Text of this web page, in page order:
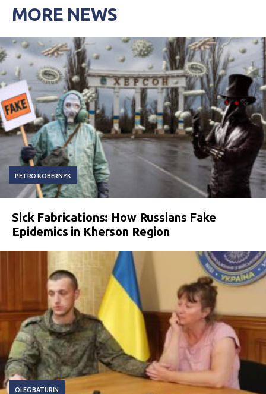
MORE NEWS
PETRO KOBERNYK
Sick Fabrications: How Russians Fake
Epidemics in Kherson Region
OLEG BATURIN